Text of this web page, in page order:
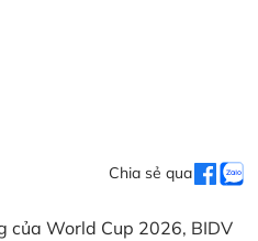
Chia sẻ qua
của World Cup 2026, BIDV